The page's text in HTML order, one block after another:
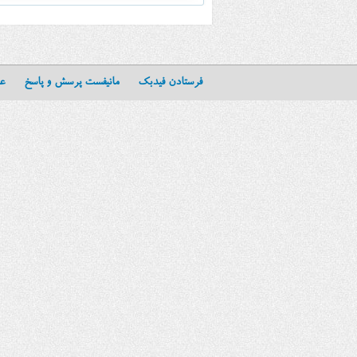
فرستادن فیدبک مانیفست پرسش و پاسخ